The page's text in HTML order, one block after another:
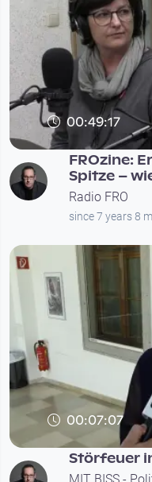
00:49:17
FROzine:
Spitze –
Radio FRO
since 7 years 8
00:07:07
Störfeuer